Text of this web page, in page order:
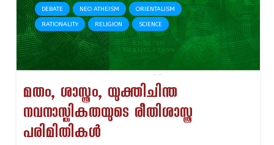
DEBATE NEO ATHEISM ORIENTALISM
RATIONALITY RELIGION SCIENCE
മതം, ശാസ്ത്രം, യുക്തിചിന്ത
നവനാസ്തികതയുടെ രീതിശാസ്ത്ര
പരിമിതികൾ